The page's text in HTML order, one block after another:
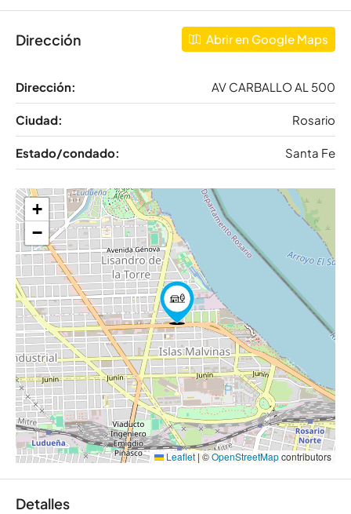
Dirección Abrir en Google Maps
Dirección: AV CARBALLO AL 500
Ciudad: Rosario
Estado/condado: Santa Fe
+
−
Leaflet | ©OpenStreetMapcontributors
Detalles